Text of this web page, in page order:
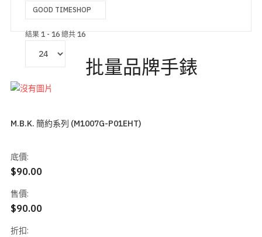
GOOD TIMESHOP
結果 1 - 16 總共 16
批量品牌手錶
M.B.K. 簡約系列 (M1007G-P01EHT)
底價:
$90.00
售價:
$90.00
折扣: